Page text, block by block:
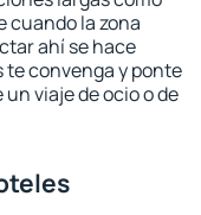
cuando la zona
ahí se hace
te convenga y ponte
viaje de ocio o de